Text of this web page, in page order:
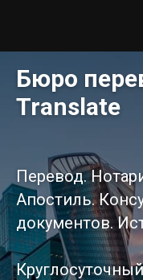
Бюро
Translate
Перевод.
Апостиль.
документов.